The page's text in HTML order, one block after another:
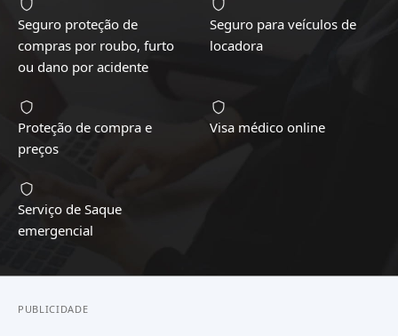
Seguro proteção de
compras por roubo, furto
ou dano por acidente
Seguro para veículos de
locadora
Proteção de compra e
preços
Visa médico online
Serviço de Saque
emergencial
PUBLICIDADE